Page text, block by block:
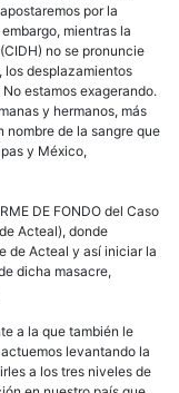
por la
mientras la
no se pronuncie
los desplazamientos
estamos exagerando.
y hermanos, más
nombre de la sangre que
y México,
DE FONDO del Caso
Acteal), donde
de Acteal y así iniciar la
dicha masacre,
a la que también le
levantando la
a los tres niveles de